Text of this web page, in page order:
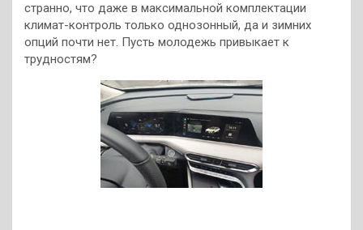
странно, что даже в максимальной комплектации
климат-контроль только однозонный, да и зимних
опций почти нет. Пусть молодежь привыкает к
трудностям?